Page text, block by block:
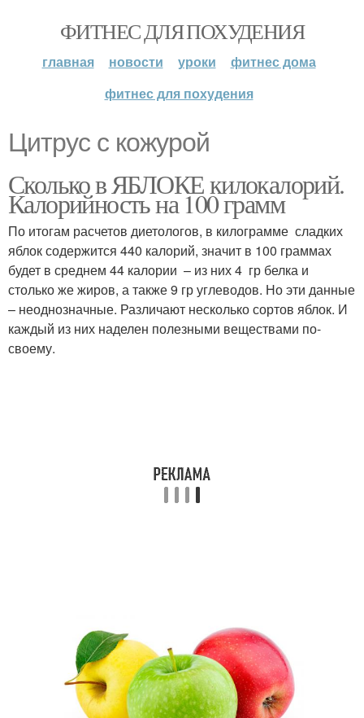
ФИТНЕС ДЛЯ ПОХУДЕНИЯ
главная новости уроки
фитнес дома
фитнес для похудения
Цитрус с кожурой
Сколько в ЯБЛОКЕ килокалорий.
Калорийность на 100 грамм
По итогам расчетов диетологов, в килограмме сладких
яблок содержится 440 калорий, значит в 100 граммах
будет в среднем 44 калории – из них 4 гр белка и
столько же жиров, а также 9 гр углеводов. Но эти данные
– неоднозначные. Различают несколько сортов яблок. И
каждый из них наделен полезными веществами по-
своему.